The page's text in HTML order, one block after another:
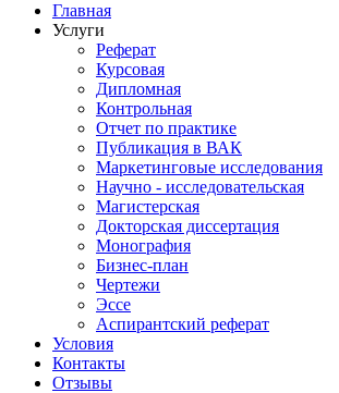
Главная
Услуги
Реферат
Курсовая
Дипломная
Контрольная
Отчет по практике
Публикация в ВАК
Маркетинговые исследования
Научно - исследовательская
Магистерская
Докторская диссертация
Монография
Бизнес-план
Чертежи
Эссе
Аспирантский реферат
Условия
Контакты
Отзывы